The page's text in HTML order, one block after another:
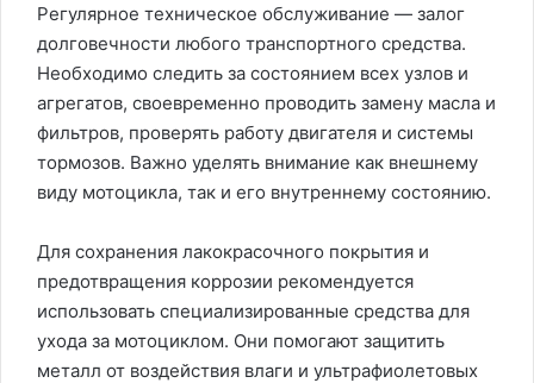
Регулярное техническое обслуживание — залог
долговечности любого транспортного средства.
Необходимо следить за состоянием всех узлов и
агрегатов, своевременно проводить замену масла и
фильтров, проверять работу двигателя и системы
тормозов. Важно уделять внимание как внешнему
виду мотоцикла, так и его внутреннему состоянию.
Для сохранения лакокрасочного покрытия и
предотвращения коррозии рекомендуется
использовать специализированные средства для
ухода за мотоциклом. Они помогают защитить
металл от воздействия влаги и ультрафиолетовых